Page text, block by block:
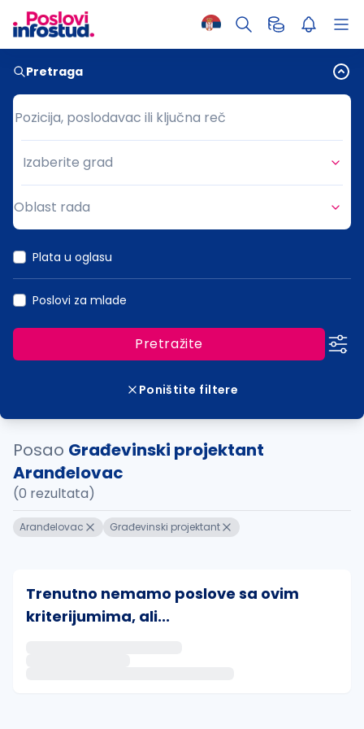
Pretraga
Pozicija, poslodavac ili ključna reč
Pozicija, poslodavac ili ključna reč
Grad
Izaberite grad
Oblast rada
Plata u oglasu
Poslovi za mlade
Pretražite
Poništite filtere
Posao Građevinski projektant
Aranđelovac
(0 rezultata)
Aranđelovac Građevinski projektant
Trenutno nemamo poslove sa ovim
kriterijumima, ali...